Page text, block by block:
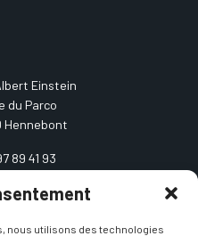
nous utilisons des technologies
Einstein
du Parco
Hennebont
89 41 93